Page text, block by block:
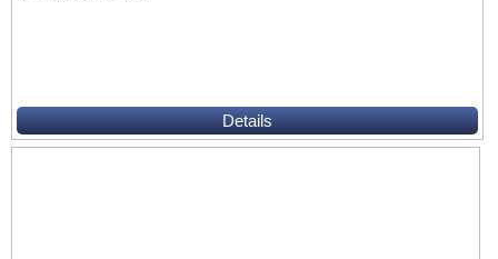
Details